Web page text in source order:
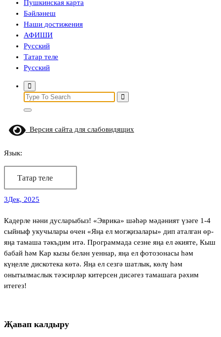
Пушкинская карта
Бәйләнеш
Наши достижения
АФИШИ
Русский
Татар теле
Русский
Search
for:
Версия сайта для слабовидящих
Язык:
Татар теле
3Дек, 2025
Кадерле нәни дусларыбыз! «Эврика» шәһәр мәдәният үзәге 1-4
сыйныф укучылары өчен «Яңа ел могҗизалары» дип аталган өр-
яңа тамаша тәкъдим итә. Программада сезне яңа ел әкияте, Кыш
бабай һәм Кар кызы белән уеннар, яңа ел фотозонасы һәм
күңелле дискотека көтә. Яңа ел сезгә шатлык, көлү һәм
онытылмаслык тәэсирләр китерсен дисәгез тамашага рәхим
итегез!
Җавап калдыру